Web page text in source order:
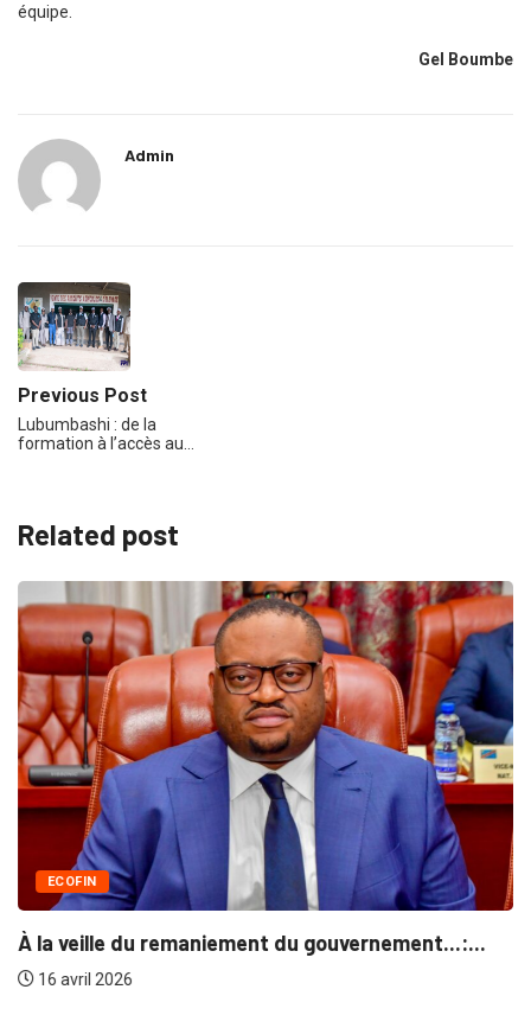
équipe.
Gel Boumbe
Admin
Previous Post
Lubumbashi : de la
formation à l’accès au…
Related post
ECOFIN
À la veille du remaniement du gouvernement...:...
16 avril 2026